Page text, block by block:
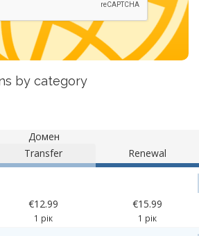
by category
Домен
Transfer Renewal
€12.99
1 рік
€15.99
1 рік